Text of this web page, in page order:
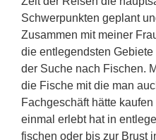
Schwerpunkten geplant
Zusammen mit meiner
die entlegendsten
der Suche nach Fischen.
die Fische mit die man
Fachgeschäft hätte
einmal erlebt hat in
fischen oder bis zur Brust